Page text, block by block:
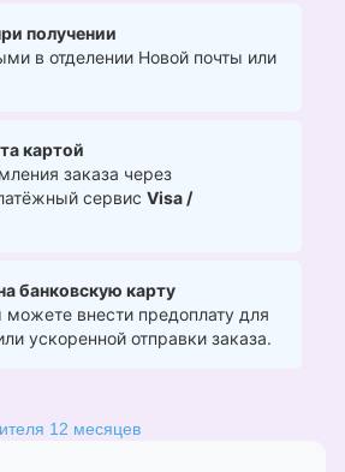
получении
в отделении Новой почты или
картой
заказа через
сервис Visa /
банковскую карту
внести предоплату для
ускоренной отправки заказа.
12 месяцев